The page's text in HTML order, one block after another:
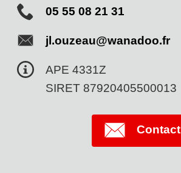
05 55 08 21 31
jl.ouzeau@wanadoo.fr
APE 4331Z
SIRET 87920405500013
Contact